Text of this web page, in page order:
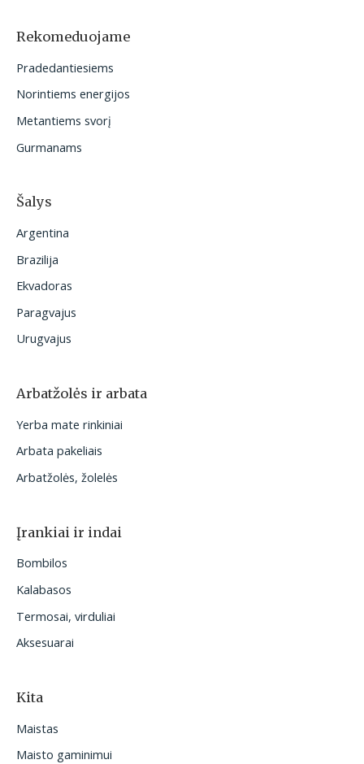
o
:
Rekomeduojame
Pradedantiesiems
Norintiems energijos
Metantiems svorį
Gurmanams
Šalys
Argentina
Brazilija
Ekvadoras
Paragvajus
Urugvajus
Arbatžolės ir arbata
Yerba mate rinkiniai
Arbata pakeliais
Arbatžolės, žolelės
Įrankiai ir indai
Bombilos
Kalabasos
Termosai, virduliai
Aksesuarai
Kita
Maistas
Maisto gaminimui